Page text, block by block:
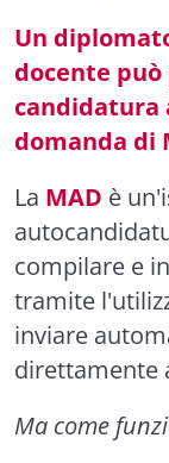
Un
docente
candidatura
domanda di
La MAD è
compilare e
tramite
inviare
direttamente
Ma come